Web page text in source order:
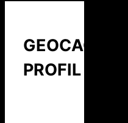
GEOCACHING
PROFIL